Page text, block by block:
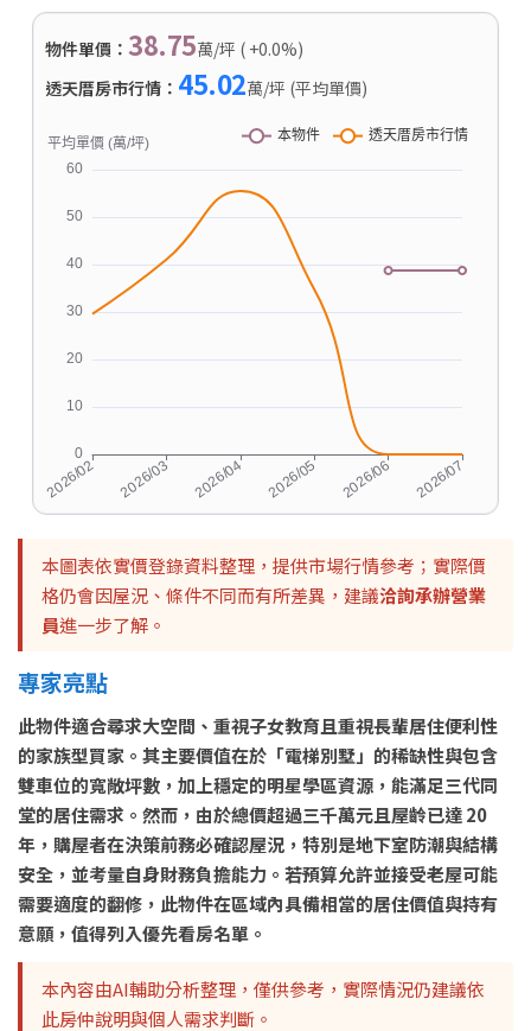
物件單價： 38.75萬/坪 ( +0.0%)
透天厝房市行情： 45.02萬/坪 (平均單價)
本圖表依實價登錄資料整理，提供市場行情參考；實際價
格仍會因屋況、條件不同而有所差異，建議洽詢承辦營業
員進一步了解。
專家亮點
此物件適合尋求大空間、重視子女教育且重視長輩居住便利性
的家族型買家。其主要價值在於「電梯別墅」的稀缺性與包含
雙車位的寬敞坪數，加上穩定的明星學區資源，能滿足三代同
堂的居住需求。然而，由於總價超過三千萬元且屋齡已達 20
年，購屋者在決策前務必確認屋況，特別是地下室防潮與結構
安全，並考量自身財務負擔能力。若預算允許並接受老屋可能
需要適度的翻修，此物件在區域內具備相當的居住價值與持有
意願，值得列入優先看房名單。
本內容由AI輔助分析整理，僅供參考，實際情況仍建議依
此房仲說明與個人需求判斷。